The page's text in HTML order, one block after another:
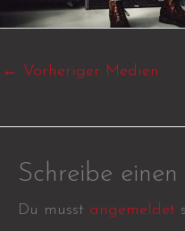
← Vorheriger Medien
Schreibe
Du musst angemeldet